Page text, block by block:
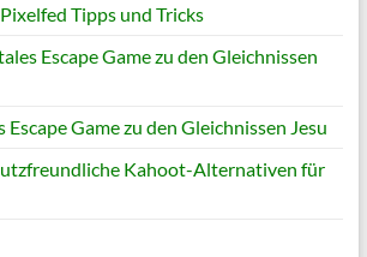
Tipps und Tricks
Escape Game zu den Gleichnissen
Escape Game zu den Gleichnissen Jesu
Kahoot-Alternativen für